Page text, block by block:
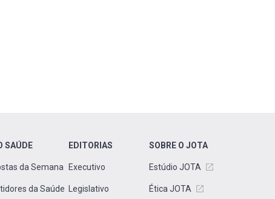
SAÚDE
da Semana
da Saúde
EDITORIAS
Executivo
Legislativo
SOBRE O JOTA
Estúdio JOTA
Ética JOTA